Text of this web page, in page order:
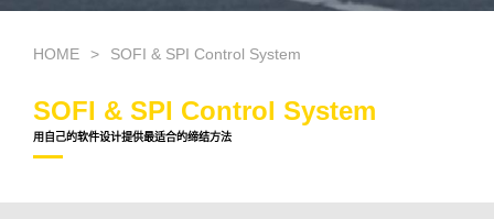
HOME SOFI & SPI Control System
SOFI & SPI Control System
用自己的软件设计提供最适合的缔结方法